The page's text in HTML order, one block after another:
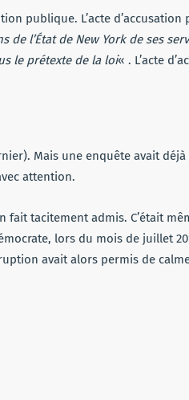
publique. L’acte d’accusation
l’État de New York de ses
le prétexte de la loi« . L’acte
Mais une enquête avait
attention.
fait tacitement admis. C’était
lors du mois de juillet
avait alors permis de